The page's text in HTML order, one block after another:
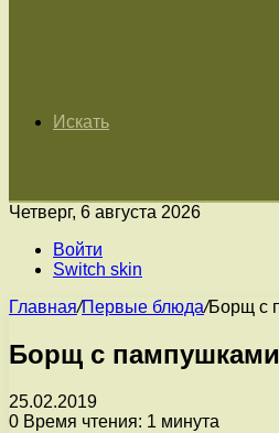
Искать
Четверг, 6 августа 2026
Войти
Switch skin
Главная/Первые блюда/Борщ с
Борщ с пампушками
25.02.2019
0 Время чтения: 1 минута